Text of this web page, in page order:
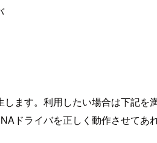
ます。利用したい場合は下記を
ドライバを正しく動作させてあ